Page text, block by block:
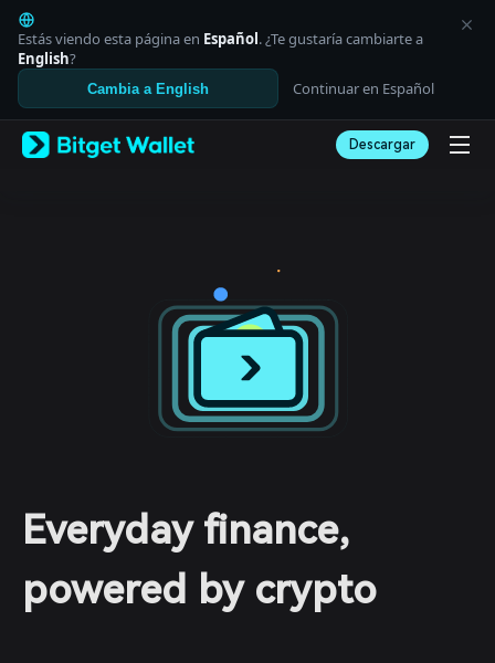
English
日本語
Tiếng Việt
Русский
Español (Latinoamérica)
Italiano
Estás viendo esta página en Español. ¿Te gustaría cambiarte a
English?
Cambia a English Continuar en Español
Descargar
Everyday finance,
powered by crypto